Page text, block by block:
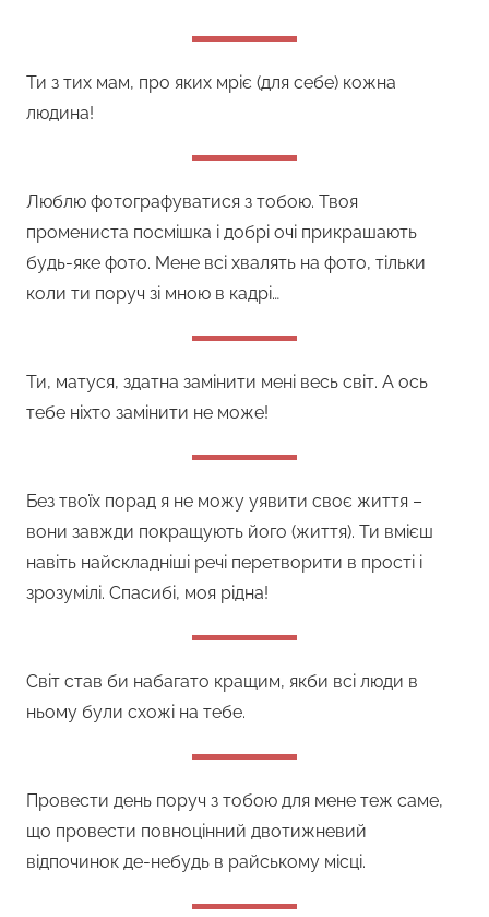
Ти з тих мам, про яких мріє (для себе) кожна
людина!
Люблю фотографуватися з тобою. Твоя
промениста посмішка і добрі очі прикрашають
будь-яке фото. Мене всі хвалять на фото, тільки
коли ти поруч зі мною в кадрі…
Ти, матуся, здатна замінити мені весь світ. А ось
тебе ніхто замінити не може!
Без твоїх порад я не можу уявити своє життя –
вони завжди покращують його (життя). Ти вмієш
навіть найскладніші речі перетворити в прості і
зрозумілі. Спасибі, моя рідна!
Світ став би набагато кращим, якби всі люди в
ньому були схожі на тебе.
Провести день поруч з тобою для мене теж саме,
що провести повноцінний двотижневий
відпочинок де-небудь в райському місці.